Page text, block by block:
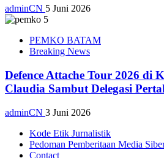
adminCN 5 Juni 2026
PEMKO BATAM
Breaking News
Defence Attache Tour 2026 di
Claudia Sambut Delegasi
adminCN 3 Juni 2026
Kode Etik Jurnalistik
Pedoman Pemberitaan Media
Contact